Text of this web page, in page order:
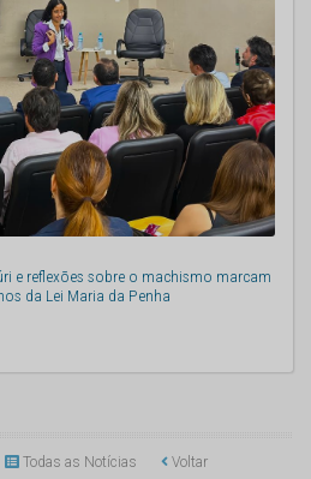
e reflexões sobre o machismo marcam
da Lei Maria da Penha
Todas as Notícias
Voltar